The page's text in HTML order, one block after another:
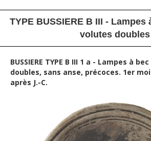
TYPE BUSSIERE B III - Lampes
volutes doubles
BUSSIERE TYPE B III 1 a - Lampes à
doubles, sans anse, précoces. 1er
après J.-C.